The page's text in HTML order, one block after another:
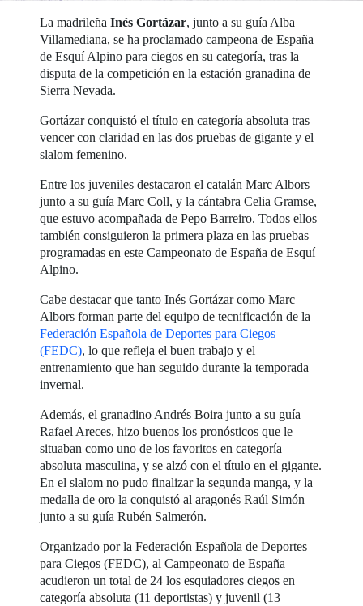
La madrileñaInés Gortázar, junto a su guía Alba
Villamediana, se ha proclamado campeona de España
de Esquí Alpino para ciegos en su categoría, tras la
disputa de la competición en la estación granadina de
Sierra Nevada.
Gortázar conquistó el título en categoría absoluta tras
vencer con claridad en las dos pruebas de gigante y el
slalom femenino.
Entre los juveniles destacaron el catalán Marc Albors
junto a su guía Marc Coll, y la cántabra Celia Gramse,
que estuvo acompañada de Pepo Barreiro. Todos ellos
también consiguieron la primera plaza en las pruebas
programadas en este Campeonato de España de Esquí
Alpino.
Cabe destacar que tanto Inés Gortázar como Marc
Albors forman parte del equipo de tecnificación de la
Federación Española de Deportes para Ciegos
(FEDC), lo que refleja el buen trabajo y el
entrenamiento que han seguido durante la temporada
invernal.
Además, el granadino Andrés Boira junto a su guía
Rafael Areces, hizo buenos los pronósticos que le
situaban como uno de los favoritos en categoría
absoluta masculina, y se alzó con el título en el gigante.
En el slalom no pudo finalizar la segunda manga, y la
medalla de oro la conquistó al aragonés Raúl Simón
junto a su guía Rubén Salmerón.
Organizado por la Federación Española de Deportes
para Ciegos (FEDC), al Campeonato de España
acudieron un total de 24 los esquiadores ciegos en
categoría absoluta (11 deportistas) y juvenil (13